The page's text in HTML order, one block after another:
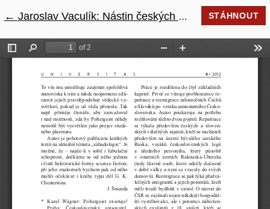
← Návrat na podrobnosti článku
Jaroslav Vaculík: Nástin českých a slovenských přeshraničních migrací v meziválečném období STÁHNOUT